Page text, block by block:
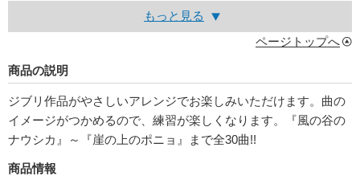
もっと見る
ページトップへ
商品の説明
ジブリ作品がやさしいアレンジでお楽しみいただけます。曲の
イメージがつかめるので、練習が楽しくなります。『風の谷の
ナウシカ』～『崖の上のポニョ』まで全30曲!!
商品情報